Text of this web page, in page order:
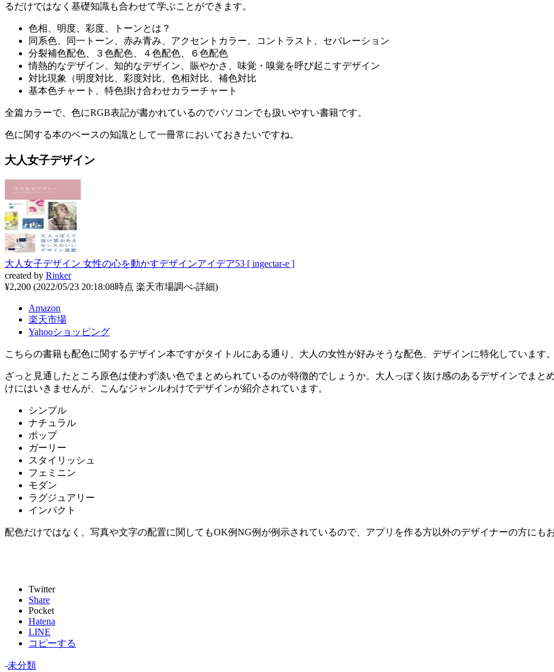
るだけではなく基礎知識も合わせて学ぶことができます。
色相、明度、彩度、トーンとは？
同系色、同一トーン、赤み青み、アクセントカラー、コントラスト、セパレーション
分裂補色配色、３色配色、４色配色、６色配色
情熱的なデザイン、知的なデザイン、賑やかさ、味覚・嗅覚を呼び起こすデザイン
対比現象（明度対比、彩度対比、色相対比、補色対比
基本色チャート、特色掛け合わせカラーチャート
全篇カラーで、色にRGB表記が書かれているのでパソコンでも扱いやすい書籍です。
色に関する本のベースの知識として一冊常においておきたいですね。
大人女子デザイン
大人女子デザイン 女性の心を動かすデザインアイデア53 [ ingectar-e ]
created by Rinker
¥2,200 (2022/05/23 20:18:08時点 楽天市場調べ-詳細)
Amazon
楽天市場
Yahooショッピング
こちらの書籍も配色に関するデザイン本ですがタイトルにある通り、 大人の女性が好みそうな配色、デザインに特化しています。
ざっと見通したところ原色は使わず淡い色でまとめられているのが特徴的でしょうか。大人っぽく抜け感のあるデザインでまと
けにはいきませんが、こんなジャンルわけでデザインが紹介されています。
シンプル
ナチュラル
ポップ
ガーリー
スタイリッシュ
フェミニン
モダン
ラグジュアリー
インパクト
配色だけではなく、 写真や文字の配置に関してもOK例NG例が例示されているので、アプリを作る方以外のデザイナーの方にも
Twitter
Share
Pocket
Hatena
LINE
コピーする
-未分類